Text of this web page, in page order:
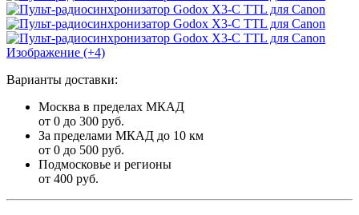
Изображение (+4)
Варианты доставки:
Москва в пределах МКАД
от 0 до 300 руб.
За пределами МКАД до 10 км
от 0 до 500 руб.
Подмосковье и регионы
от 400 руб.